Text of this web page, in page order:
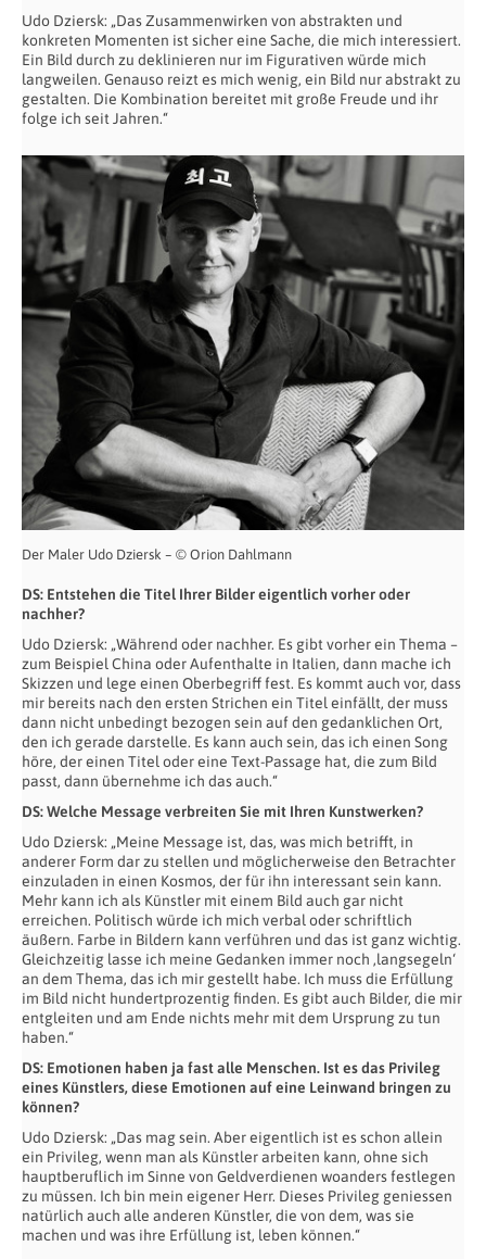
Udo Dziersk: „Das Zusammenwirken von abstrakten und
konkreten Momenten ist sicher eine Sache, die mich interessiert.
Ein Bild durch zu deklinieren nur im Figurativen würde mich
langweilen. Genauso reizt es mich wenig, ein Bild nur abstrakt zu
gestalten. Die Kombination bereitet mit große Freude und ihr
folge ich seit Jahren.“
Der Maler Udo Dziersk – © Orion Dahlmann
DS: Entstehen die Titel Ihrer Bilder eigentlich vorher oder
nachher?
Udo Dziersk: „Während oder nachher. Es gibt vorher ein Thema –
zum Beispiel China oder Aufenthalte in Italien, dann mache ich
Skizzen und lege einen Oberbegriff fest. Es kommt auch vor, dass
mir bereits nach den ersten Strichen ein Titel einfällt, der muss
dann nicht unbedingt bezogen sein auf den gedanklichen Ort,
den ich gerade darstelle. Es kann auch sein, das ich einen Song
höre, der einen Titel oder eine Text-Passage hat, die zum Bild
passt, dann übernehme ich das auch.“
DS: Welche Message verbreiten Sie mit Ihren Kunstwerken?
Udo Dziersk: „Meine Message ist, das, was mich betrifft, in
anderer Form dar zu stellen und möglicherweise den Betrachter
einzuladen in einen Kosmos, der für ihn interessant sein kann.
Mehr kann ich als Künstler mit einem Bild auch gar nicht
erreichen. Politisch würde ich mich verbal oder schriftlich
äußern. Farbe in Bildern kann verführen und das ist ganz wichtig.
Gleichzeitig lasse ich meine Gedanken immer noch ‚langsegeln‘
an dem Thema, das ich mir gestellt habe. Ich muss die Erfüllung
im Bild nicht hundertprozentig finden. Es gibt auch Bilder, die mir
entgleiten und am Ende nichts mehr mit dem Ursprung zu tun
haben.“
DS: Emotionen haben ja fast alle Menschen. Ist es das Privileg
eines Künstlers, diese Emotionen auf eine Leinwand bringen zu
können?
Udo Dziersk: „Das mag sein. Aber eigentlich ist es schon allein
ein Privileg, wenn man als Künstler arbeiten kann, ohne sich
hauptberuflich im Sinne von Geldverdienen woanders festlegen
zu müssen. Ich bin mein eigener Herr. Dieses Privileg geniessen
natürlich auch alle anderen Künstler, die von dem, was sie
machen und was ihre Erfüllung ist, leben können.“